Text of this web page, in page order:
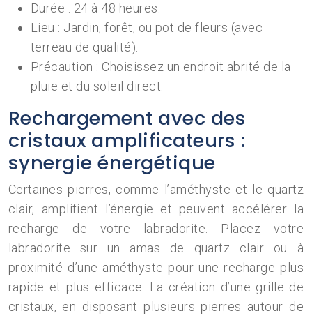
Durée : 24 à 48 heures.
Lieu : Jardin, forêt, ou pot de fleurs (avec
terreau de qualité).
Précaution : Choisissez un endroit abrité de la
pluie et du soleil direct.
Rechargement avec des
cristaux amplificateurs :
synergie énergétique
Certaines pierres, comme l’améthyste et le quartz
clair, amplifient l’énergie et peuvent accélérer la
recharge de votre labradorite. Placez votre
labradorite sur un amas de quartz clair ou à
proximité d’une améthyste pour une recharge plus
rapide et plus efficace. La création d’une grille de
cristaux, en disposant plusieurs pierres autour de